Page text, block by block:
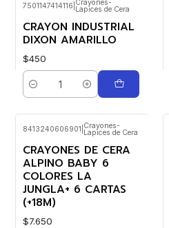
7501147414116 Crayones-
Lapices de Cera
CRAYON INDUSTRIAL
DIXON AMARILLO
$450
Cantidad
8413240606901 Crayones-
Lapices de Cera
CRAYONES DE CERA
ALPINO BABY 6
COLORES LA
JUNGLA+ 6 CARTAS
(+18M)
$7.650